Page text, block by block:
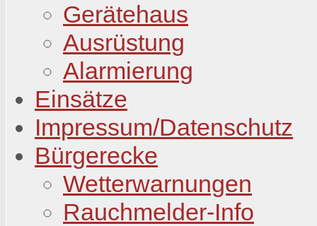
Gerätehaus
Ausrüstung
Alarmierung
Einsätze
Impressum/Datenschutz
Bürgerecke
Wetterwarnungen
Rauchmelder-Info